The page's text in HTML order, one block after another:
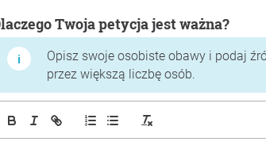
Dlaczego Twoja petycja jest ważna?
Opisz swoje osobiste obawy i podaj
przez większą liczbę osób.